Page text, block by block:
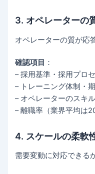
3. オペレーターの
オペレーターの質が応
確認項目 ：
– 採用基準・採用プロ
– トレーニング体制・
– オペレーターのスキ
– 離職率（業界平均は
4. スケールの柔軟
需要変動に対応できる